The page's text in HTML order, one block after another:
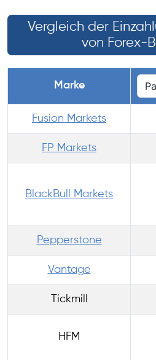
Vergleich der
von Forex-
Marke
Fusion Markets
FP Markets
BlackBull Markets
Pepperstone
Vantage
Tickmill
HFM